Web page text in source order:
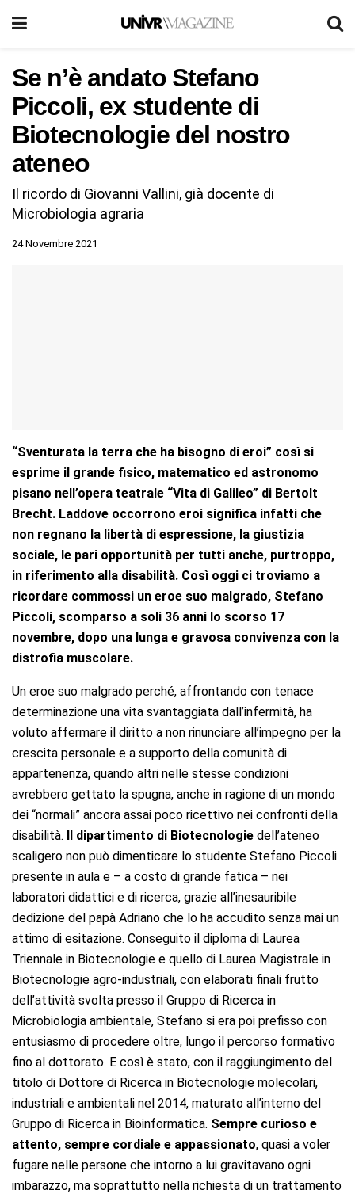
Se n’è andato Stefano
Piccoli, ex studente di
Biotecnologie del nostro
ateneo
Il ricordo di Giovanni Vallini, già docente di
Microbiologia agraria
24 Novembre 2021
“Sventurata la terra che ha bisogno di eroi” così si
esprime il grande fisico, matematico ed astronomo
pisano nell’opera teatrale “Vita di Galileo” di Bertolt
Brecht. Laddove occorrono eroi significa infatti che
non regnano la libertà di espressione, la giustizia
sociale, le pari opportunità per tutti anche, purtroppo,
in riferimento alla disabilità. Così oggi ci troviamo a
ricordare commossi un eroe suo malgrado, Stefano
Piccoli, scomparso a soli 36 anni lo scorso 17
novembre, dopo una lunga e gravosa convivenza con la
distrofia muscolare.
Un eroe suo malgrado perché, affrontando con tenace
determinazione una vita svantaggiata dall’infermità, ha
voluto affermare il diritto a non rinunciare all’impegno per la
crescita personale e a supporto della comunità di
appartenenza, quando altri nelle stesse condizioni
avrebbero gettato la spugna, anche in ragione di un mondo
dei “normali” ancora assai poco ricettivo nei confronti della
disabilità. Il dipartimento di Biotecnologie dell’ateneo
scaligero non può dimenticare lo studente Stefano Piccoli
presente in aula e – a costo di grande fatica – nei
laboratori didattici e di ricerca, grazie all’inesauribile
dedizione del papà Adriano che lo ha accudito senza mai un
attimo di esitazione. Conseguito il diploma di Laurea
Triennale in Biotecnologie e quello di Laurea Magistrale in
Biotecnologie agro-industriali, con elaborati finali frutto
dell’attività svolta presso il Gruppo di Ricerca in
Microbiologia ambientale, Stefano si era poi prefisso con
entusiasmo di procedere oltre, lungo il percorso formativo
fino al dottorato. E così è stato, con il raggiungimento del
titolo di Dottore di Ricerca in Biotecnologie molecolari,
industriali e ambientali nel 2014, maturato all’interno del
Gruppo di Ricerca in Bioinformatica. Sempre curioso e
attento, sempre cordiale e appassionato, quasi a voler
fugare nelle persone che intorno a lui gravitavano ogni
imbarazzo, ma soprattutto nella richiesta di un trattamento